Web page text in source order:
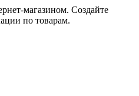
магазином. Создайте
по товарам.